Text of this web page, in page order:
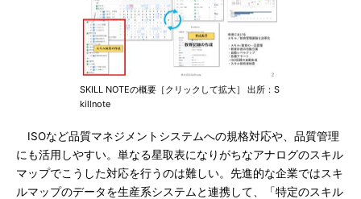
SKILL NOTEの概要［クリックして拡大］ 出所：S
killnote
ISOなど品質マネジメントシステムへの規格対応や、品質管理
にも活用しやすい。単なる星取表になりがちなアナログのスキル
マップでこうした対応を行うのは難しい。先進的な企業ではスキ
ルマップのデータを生産系システムと連携して、「特定のスキル